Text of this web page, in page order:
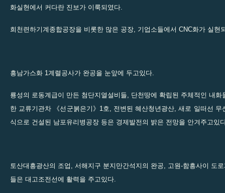
화실현에서 커다란 진보가 이룩되였다.
희천련하기계종합공장을 비롯한 많은 공장, 기업소들에서 CNC화가 실현
흥남가스화 1계렬공사가 완공을 눈앞에 두고있다.
룡성의 로동계급이 만든 첨단지열설비들, 단천땅에 확립된 주체적인 내
한 교류기관차 《선군붉은기》1호, 전변된 혜산청년광산, 새로 일떠선 무
식으로 건설된 남포유리병공장 등은 경제발전의 밝은 전망을 안겨주고있
토산대흥광산의 조업, 서해지구 분지만간석지의 완공, 고원-함흥사이 도
들은 대고조전선에 활력을 주고있다.